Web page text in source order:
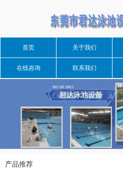
首页 关于我们
在线咨询 联系我们
产品推荐